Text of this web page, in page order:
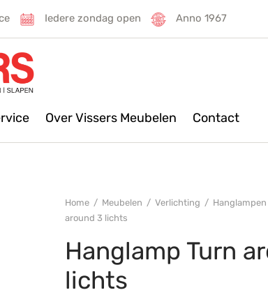
Iedere zondag open Anno 1967
Over Vissers Meubelen Contact
Home / Meubelen / Verlichting / Hanglampen
around 3 lichts
Hanglamp Turn
lichts